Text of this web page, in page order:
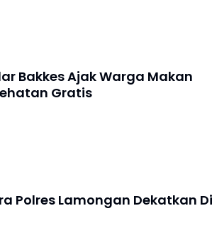
Bakkes Ajak Warga Makan
Gratis
Polres Lamongan Dekatkan